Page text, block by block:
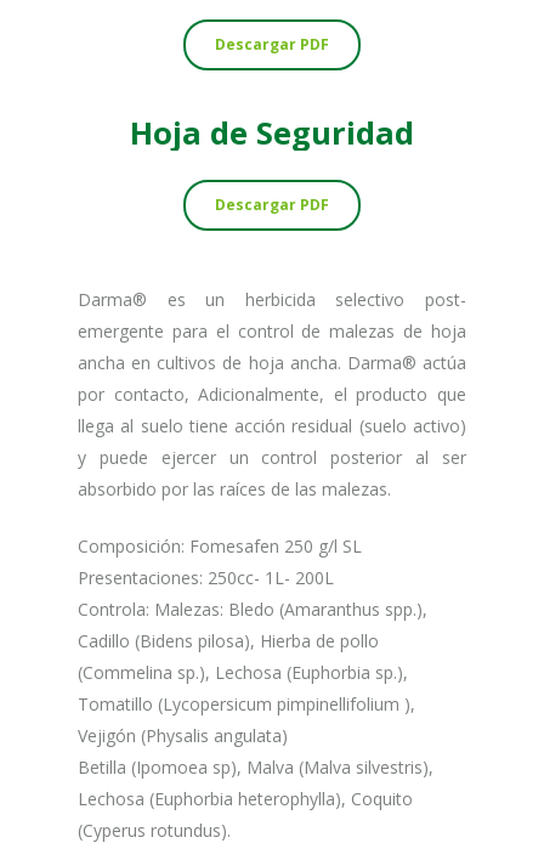
Descargar PDF
Hoja de Seguridad
Descargar PDF
Darma® es un herbicida selectivo post-
emergente para el control de malezas de hoja
ancha en cultivos de hoja ancha. Darma® actúa
por contacto, Adicionalmente, el producto que
llega al suelo tiene acción residual (suelo activo)
y puede ejercer un control posterior al ser
absorbido por las raíces de las malezas.
Composición: Fomesafen 250 g/l SL
Presentaciones: 250cc- 1L- 200L
Controla: Malezas: Bledo (Amaranthus spp.),
Cadillo (Bidens pilosa), Hierba de pollo
(Commelina sp.), Lechosa (Euphorbia sp.),
Tomatillo (Lycopersicum pimpinellifolium ),
Vejigón (Physalis angulata)
Betilla (Ipomoea sp), Malva (Malva silvestris),
Lechosa (Euphorbia heterophylla), Coquito
(Cyperus rotundus).